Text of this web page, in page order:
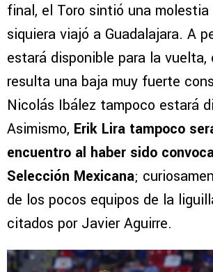
final, el Toro sintió una
siquiera viajó a Guadalajara. A
estará disponible para la vuelta,
resulta una baja muy fuerte
Nicolás Ibález tampoco estará
Asimismo, Erik Lira tampoco
encuentro al haber sido
Selección Mexicana;
de los pocos equipos de la
citados por Javier Aguirre.